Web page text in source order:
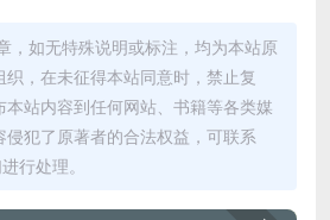
，如无特殊说明或标注，均为本站原
，在未征得本站同意时，禁止复
站内容到任何网站、书籍等各类媒
犯了原著者的合法权益，可联系
行处理。